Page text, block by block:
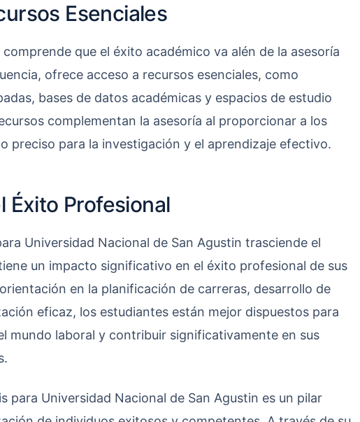
Esenciales
que el éxito académico va alén de la asesoría
ofrece acceso a recursos esenciales, como
bases de datos académicas y espacios de estudio
complementan la asesoría al proporcionar a los
preciso para la investigación y el aprendizaje efectivo.
Éxito Profesional
Universidad Nacional de San Agustin trasciende el
un impacto significativo en el éxito profesional de sus
en la planificación de carreras, desarrollo de
eficaz, los estudiantes están mejor dispuestos para
mundo laboral y contribuir significativamente en sus
para Universidad Nacional de San Agustin es un pilar